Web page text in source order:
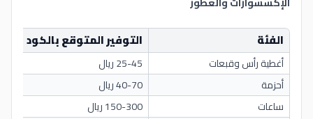
الفئة التوفير المتوقع بالكود
أغطية رأس وقبعات
25-45 ريال
أحزمة
40-70 ريال
ساعات
150-300 ريال